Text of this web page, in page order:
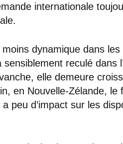
internationale
dynamique dans les
reculé dans
elle demeure
en Nouvelle-Zélande, le
peu d’impact sur les